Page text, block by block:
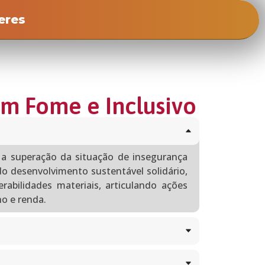
Fome e Inclusivo
superação da situação de insegurança
desenvolvimento sustentável solidário,
materiais, articulando ações
e renda.